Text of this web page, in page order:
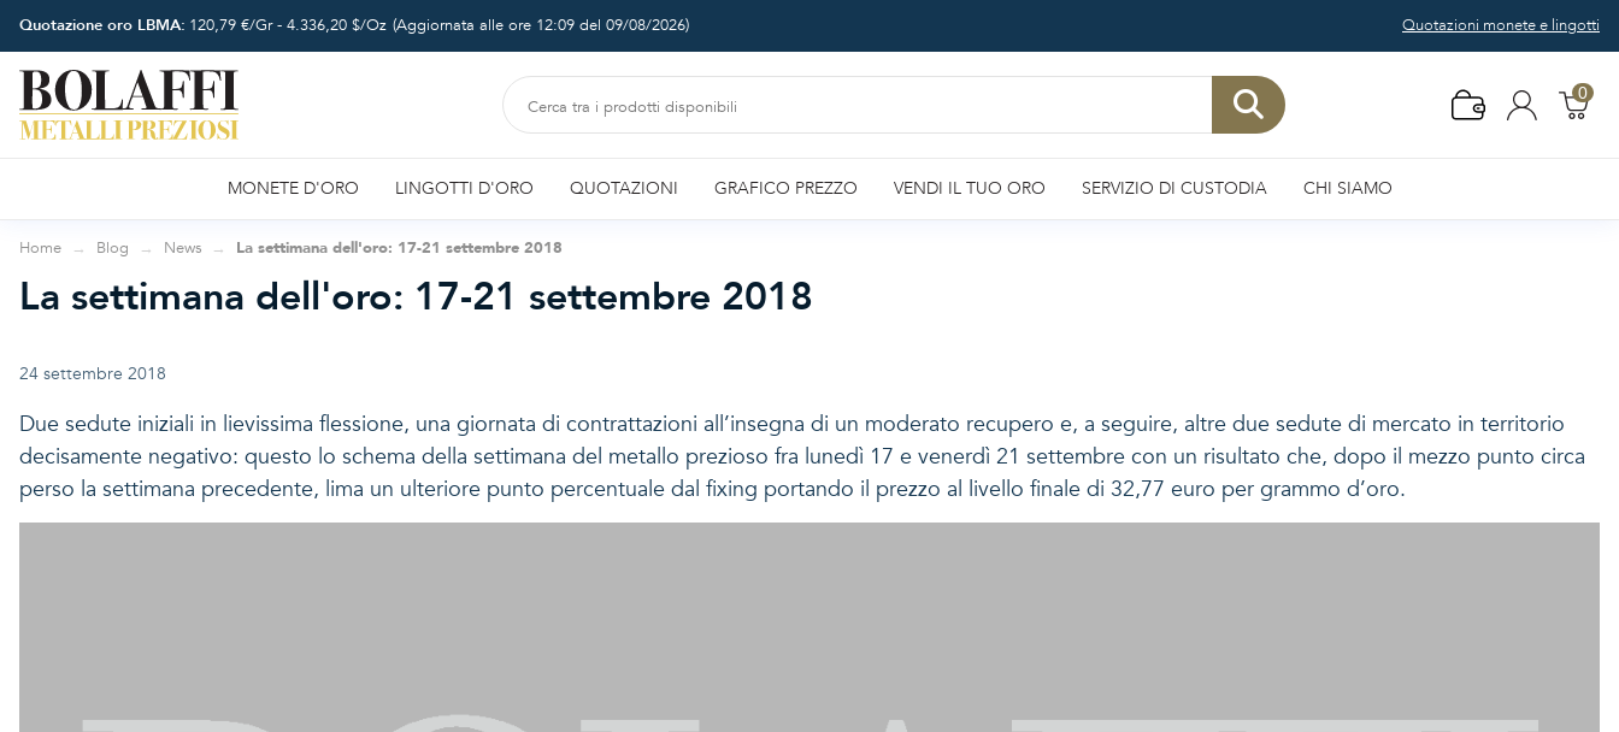
Quotazione oro LBMA: 120,79 €/Gr - 4.336,20 $/Oz (Aggiornata alle ore 12:09 del 09/08/2026) Quotazioni monete e lingotti
0
MONETE D'ORO LINGOTTI D'ORO QUOTAZIONI GRAFICO PREZZO VENDI IL TUO ORO SERVIZIO DI CUSTODIA CHI SIAMO
Home Blog News La settimana dell'oro: 17-21 settembre 2018
La settimana dell'oro: 17-21 settembre 2018
24 settembre 2018
Due sedute iniziali in lievissima flessione, una giornata di contrattazioni all’insegna di un moderato recupero e, a seguire, altre due sedute di mercato in territorio
decisamente negativo: questo lo schema della settimana del metallo prezioso fra lunedì 17 e venerdì 21 settembre con un risultato che, dopo il mezzo punto circa
perso la settimana precedente, lima un ulteriore punto percentuale dal fixing portando il prezzo al livello finale di 32,77 euro per grammo d’oro.